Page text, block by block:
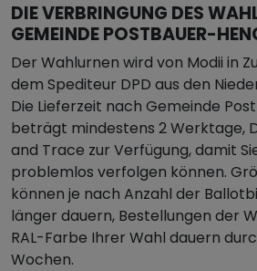
DIE VERBRINGUNG DES
GEMEINDE POSTBAUER-
Der Wahlurnen wird von Modii in
dem Spediteur DPD aus den
Die Lieferzeit nach Gemeinde
beträgt mindestens 2 Werktage,
and Trace zur Verfügung, damit
problemlos verfolgen können.
können je nach Anzahl der
länger dauern, Bestellungen der
RAL-Farbe Ihrer Wahl dauern
Wochen.